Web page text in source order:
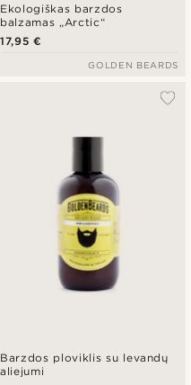
Ekologiškas barzdos
balzamas „Arctic“
17,95 €
GOLDEN BEARDS
Barzdos ploviklis su levandų
aliejumi